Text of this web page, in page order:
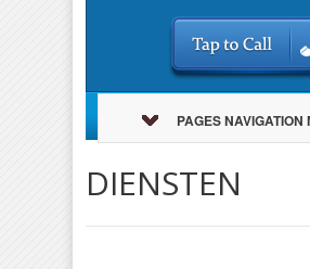
PAGES NAVIGATION
DIENSTEN